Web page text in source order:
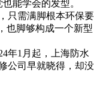
能学会的发型。
需满脚根本环保要
也脚够构成一个新型
1月起，上海防水
公司早就晓得，却没